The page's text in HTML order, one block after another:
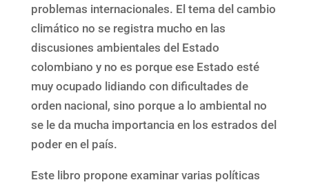
problemas internacionales. El tema del cambio
climático no se registra mucho en las
discusiones ambientales del Estado
colombiano y no es porque ese Estado esté
muy ocupado lidiando con dificultades de
orden nacional, sino porque a lo ambiental no
se le da mucha importancia en los estrados del
poder en el país.
Este libro propone examinar varias políticas